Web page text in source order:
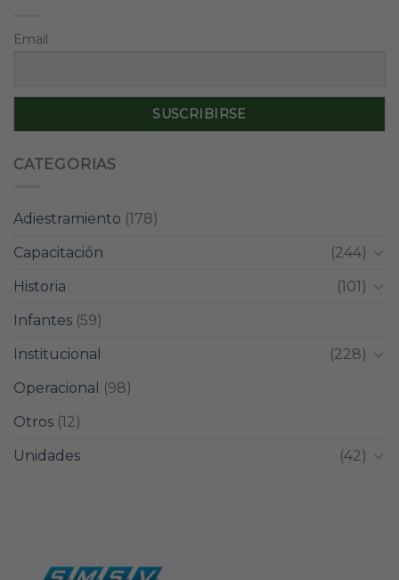
Email
CATEGORIAS
Adiestramiento (178)
Capacitación
(244)
Historia
(101)
Infantes (59)
Institucional
(228)
Operacional
(98)
Otros (12)
Unidades
(42)